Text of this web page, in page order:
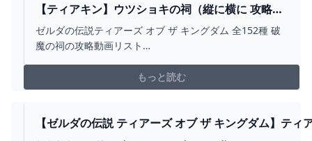
【ティアキン】ウツショキの祠（縦に横に 攻略）
ゼルダの伝説ティアーズオブザキングダム -
YOUTUBE
ゼルダの伝説ティアーズ オブ ザ キングダム 全152種 破
魔の祠の攻略動画リスト
list=PLHLe2qxLFrSdDXlUoT9EHZfKyiZTDDKg2祠127：
ウツショキの祠（縦に横に）場所：フィローネ草原宝
もっと読む
【ゼルダの伝説 ティアーズ オブ ザ キングダム】ティ